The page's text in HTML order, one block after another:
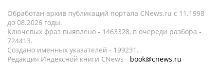
Обработан архив публикаций портала CNews.ru c 11.1998
до 08.2026 годы.
Ключевых фраз выявлено - 1463328, в очереди разбора -
724413.
Создано именных указателей - 199231.
Редакция Индексной книги CNews - book@cnews.ru